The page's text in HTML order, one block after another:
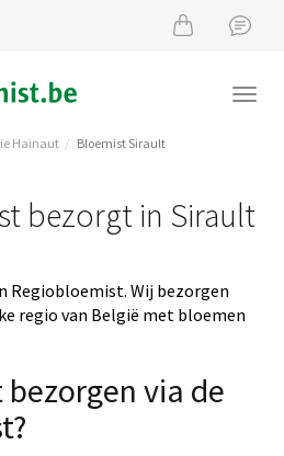
Hainaut Bloemist Sirault
bezorgt in Sirault
Regiobloemist. Wij bezorgen
regio van België met bloemen
via de